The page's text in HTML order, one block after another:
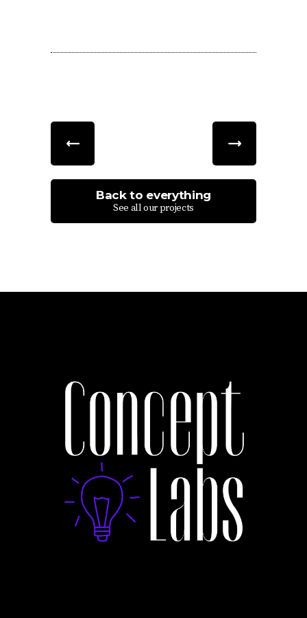
Back to everything
See all our projects